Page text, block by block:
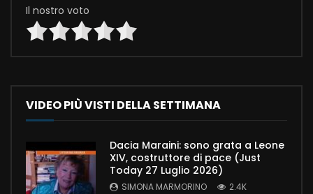
Il nostro voto
VIDEO PIÙ VISTI DELLA SETTIMANA
Dacia Maraini: sono grata a Leone
XIV, costruttore di pace (Just
Today 27 Luglio 2026)
SIMONA MARMORINO 2.4K